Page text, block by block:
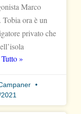
Marco
Tobia ora è un
privato che
»